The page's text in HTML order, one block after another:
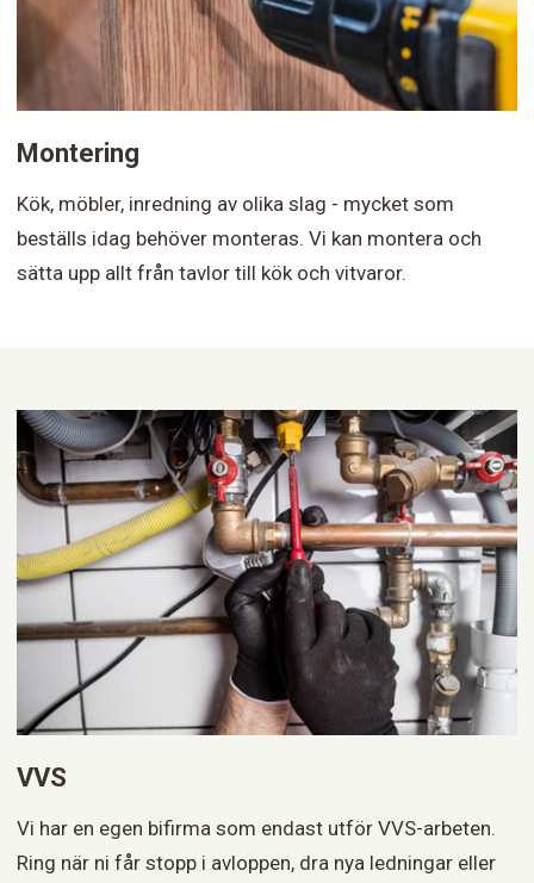
Montering
Kök, möbler, inredning av olika slag - mycket som
beställs idag behöver monteras. Vi kan montera och
sätta upp allt från tavlor till kök och vitvaror.
VVS
Vi har en egen bifirma som endast utför VVS-arbeten.
Ring när ni får stopp i avloppen, dra nya ledningar eller